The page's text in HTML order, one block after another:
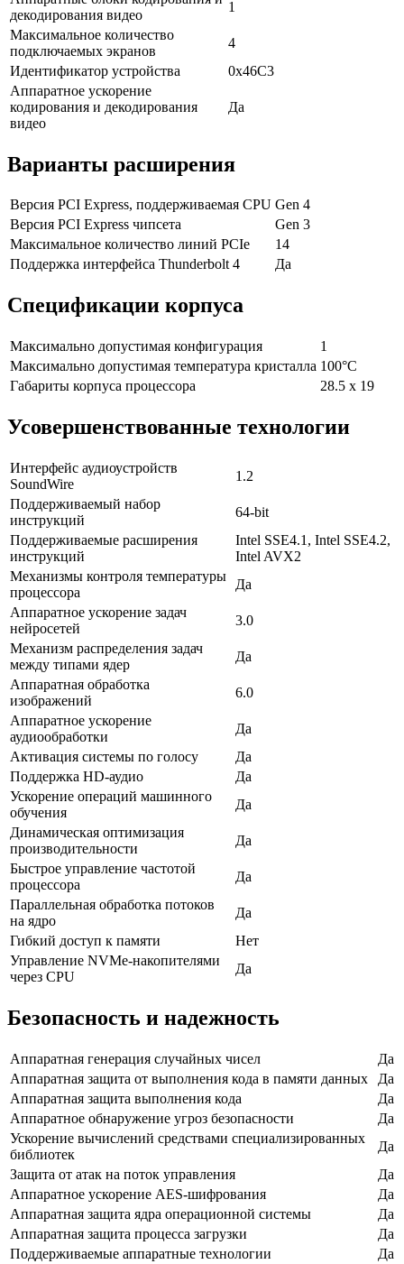
декодирования видео
1
Максимальное количество
подключаемых экранов
4
Идентификатор устройства
0x46C3
Аппаратное ускорение
кодирования и декодирования
видео
Да
Варианты расширения
Версия PCI Express, поддерживаемая CPU Gen 4
Версия PCI Express чипсета
Gen 3
Максимальное количество линий PCIe
14
Поддержка интерфейса Thunderbolt 4
Да
Спецификации корпуса
Максимально допустимая конфигурация
1
Максимально допустимая температура кристалла 100°C
Габариты корпуса процессора
28.5 x 19
Усовершенствованные технологии
Интерфейс аудиоустройств
SoundWire
1.2
Поддерживаемый набор
инструкций
64-bit
Поддерживаемые расширения
инструкций
Intel SSE4.1, Intel SSE4.2,
Intel AVX2
Механизмы контроля температуры
процессора
Да
Аппаратное ускорение задач
нейросетей
3.0
Механизм распределения задач
между типами ядер
Да
Аппаратная обработка
изображений
6.0
Аппаратное ускорение
аудиообработки
Да
Активация системы по голосу
Да
Поддержка HD-аудио
Да
Ускорение операций машинного
обучения
Да
Динамическая оптимизация
производительности
Да
Быстрое управление частотой
процессора
Да
Параллельная обработка потоков
на ядро
Да
Гибкий доступ к памяти
Нет
Управление NVMe-накопителями
через CPU
Да
Безопасность и надежность
Аппаратная генерация случайных чисел
Да
Аппаратная защита от выполнения кода в памяти данных
Да
Аппаратная защита выполнения кода
Да
Аппаратное обнаружение угроз безопасности
Да
Ускорение вычислений средствами специализированных
библиотек
Да
Защита от атак на поток управления
Да
Аппаратное ускорение AES-шифрования
Да
Аппаратная защита ядра операционной системы
Да
Аппаратная защита процесса загрузки
Да
Поддерживаемые аппаратные технологии
Да